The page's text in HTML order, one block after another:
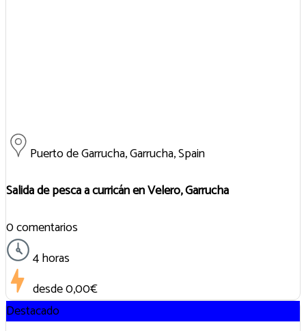
Puerto de Garrucha, Garrucha, Spain
Salida de pesca a curricán en Velero, Garrucha
0 comentarios
4 horas
desde0,00€
Destacado